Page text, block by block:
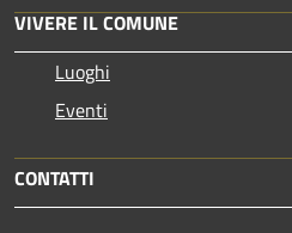
VIVERE IL COMUNE
Luoghi
Eventi
CONTATTI